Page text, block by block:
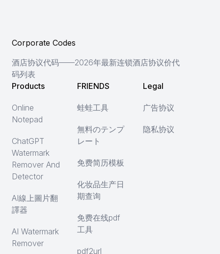
Corporate Codes
酒店协议代码——2026年最新连锁酒店协议价代
码列表
Products
Online
Notepad
ChatGPT
Watermark
Remover And
Detector
AI線上圖片翻
譯器
AI Watermark
Remover
FRIENDS
蛙蛙工具
無料のテンプ
レート
免费简历模板
化妆品生产日
期查询
免费在线pdf
工具
pdf2url
Legal
广告协议
隐私协议